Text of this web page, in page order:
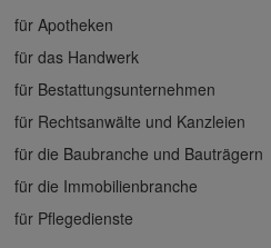
für Apotheken
für das Handwerk
für Bestattungsunternehmen
für Rechtsanwälte und Kanzleien
für die Baubranche und Bauträgern
für die Immobilienbranche
für Pflegedienste